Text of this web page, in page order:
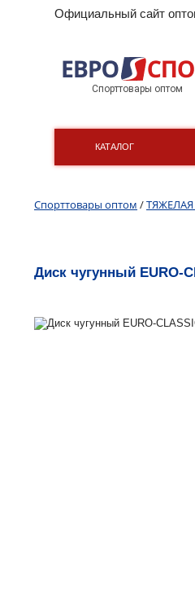
Официальный сайт
Спорттовары оптом
КАТАЛОГ
Спорттовары оптом /
Диск чугунный EURO-